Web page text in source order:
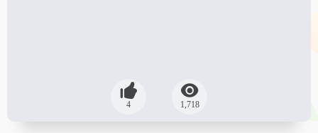
4 1,718